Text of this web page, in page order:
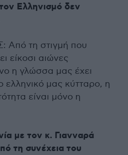
Ελληνισμό δεν
τη στιγμή που
είκοσι αιώνες
η γλώσσα μας έχει
ελληνικό μας κύτταρο, η
είναι μόνο η
με τον κ. Γιανναρά
τη συνέχεια του